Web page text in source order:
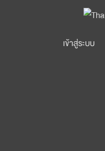
เข้าสู่ระบบ